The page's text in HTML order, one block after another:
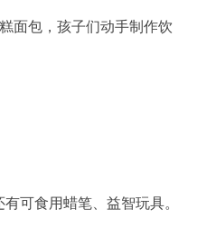
面包，孩子们动手制作饮
可食用蜡笔、益智玩具。